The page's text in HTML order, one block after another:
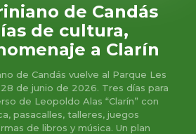
de Candás
de cultura,
a Clarín
de Candás vuelve al Parque Les
de junio de 2026. Tres días para
de Leopoldo Alas “Clarín” con
pasacalles, talleres, juegos
de libros y música. Un plan